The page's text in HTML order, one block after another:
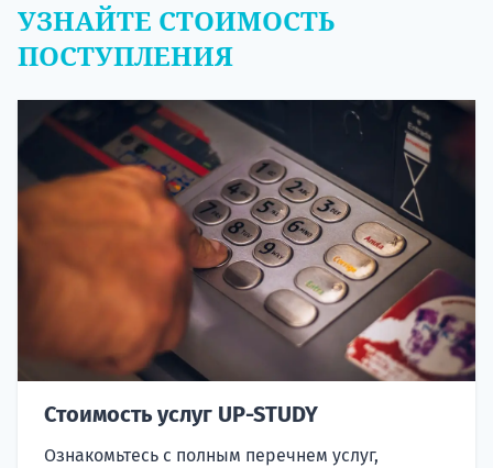
УЗНАЙТЕ СТОИМОСТЬ
ПОСТУПЛЕНИЯ
Стоимость услуг UP-STUDY
Ознакомьтесь с полным перечнем услуг,